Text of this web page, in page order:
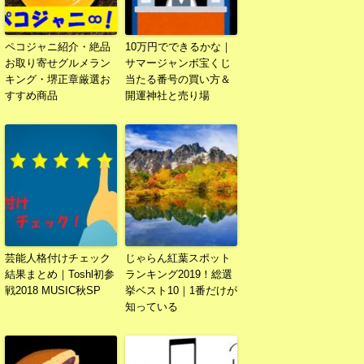
ペコジャニ紹介・絶品
お取り寄せグルメラン
キング・堺正章厳選お
すすめ商品
10万円でできるかな｜
サマージャンボ宝くじ
当たる番号の買い方＆
開運神社と売り場
芸能人格付けチェック
結果まとめ｜Toshl初参
戦2018 MUSIC秋SP
じゃらん紅葉スポット
ランキング2019！総選
挙ベスト10｜1番だけが
知っている